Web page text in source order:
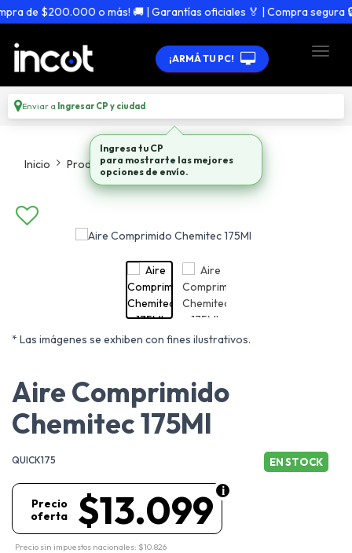
de $200.000 o más! 🚚 | Garantías oficiales 🏅 | Compra segura 🔒
¡ARMÁ TU PC!
Enviar a Ingresar CP y ciudad
Inicio Productos Accesorios
* Las imágenes se exhiben con fines ilustrativos.
Aire Comprimido
Chemitec 175Ml
QUICK175 EN STOCK
$13.099
Precio
oferta
Precio sin impuestos nacionales: $10.826
Ingresa tu CP
para mostrarte las mejores
opciones de envío.